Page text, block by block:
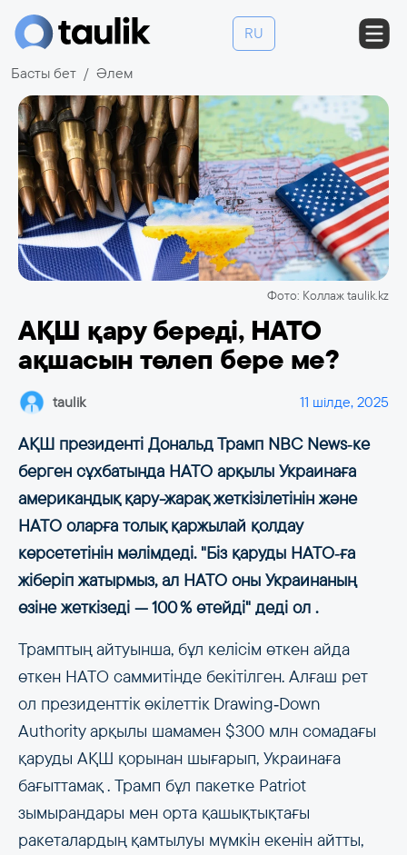
RU
Басты бет Әлем
Фото: Коллаж taulik.kz
АҚШ қару береді, НАТО
ақшасын төлеп бере ме?
taulik 11 шілде, 2025
АҚШ президенті Дональд Трамп NBC News‑ке
берген сұхбатында НАТО арқылы Украинаға
американдық қару-жарақ жеткізілетінін және
НАТО оларға толық қаржылай қолдау
көрсететінін мәлімдеді. "Біз қаруды НАТО‑ға
жіберіп жатырмыз, ал НАТО оны Украинаның
өзіне жеткізеді — 100 % өтейді" деді ол .
Трамптың айтуынша, бұл келісім өткен айда
өткен НАТО саммитінде бекітілген. Алғаш рет
ол президенттік өкілеттік Drawing‑Down
Authority арқылы шамамен $300 млн сомадағы
қаруды АҚШ қорынан шығарып, Украинаға
бағыттамақ . Трамп бұл пакетке Patriot
зымырандары мен орта қашықтықтағы
ракеталардың қамтылуы мүмкін екенін айтты,